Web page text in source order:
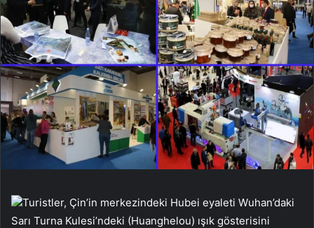
Turistler, Çin’in merkezindeki Hubei eyaleti Wuhan’daki
Sarı Turna Kulesi’ndeki (Huanghelou) ışık gösterisini